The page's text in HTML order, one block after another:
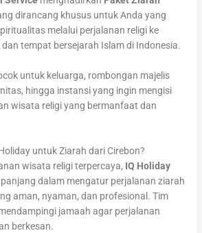
dirancang khusus untuk Anda yang
melalui perjalanan religi ke
tempat bersejarah Islam di Indonesia.
untuk keluarga, rombongan majelis
hingga instansi yang ingin mengisi
wisata religi yang bermanfaat dan
untuk Ziarah dari Cirebon?
wisata religi terpercaya, IQ Holiday
dalam mengatur perjalanan ziarah
aman, nyaman, dan profesional. Tim
jamaah agar perjalanan
berkesan.